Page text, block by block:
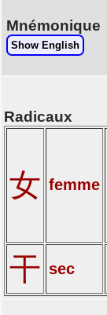
Mnémonique
Show English
Radicaux
女 femme
干 sec